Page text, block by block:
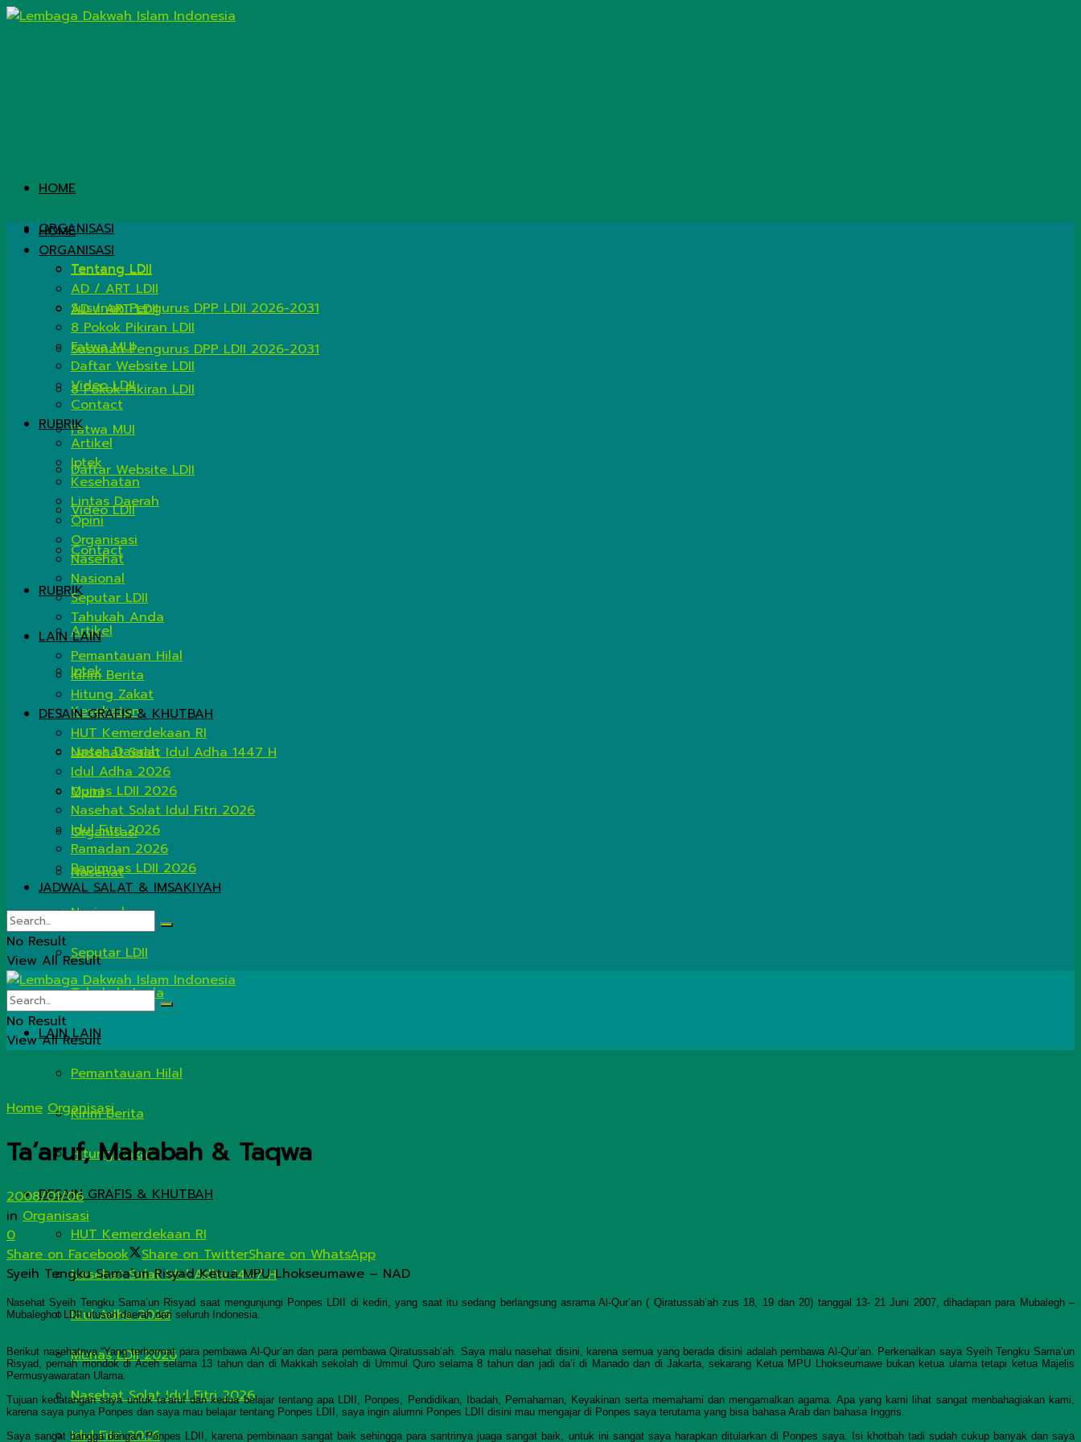
HOME
ORGANISASI
Tentang LDII
AD / ART LDII
Susunan Pengurus DPP LDII 2026-2031
8 Pokok Pikiran LDII
Fatwa MUI
Daftar Website LDII
Video LDII
Contact
RUBRIK
Artikel
Iptek
Kesehatan
Lintas Daerah
Opini
Organisasi
Nasehat
Nasional
Seputar LDII
Tahukah Anda
LAIN LAIN
Pemantauan Hilal
Kirim Berita
Hitung Zakat
DESAIN GRAFIS & KHUTBAH
HUT Kemerdekaan RI
Nasehat Salat Idul Adha 1447 H
Idul Adha 2026
Munas LDII 2026
Nasehat Solat Idul Fitri 2026
Idul Fitri 2026
HOME
ORGANISASI
Tentang LDII
AD / ART LDII
Susunan Pengurus DPP LDII 2026-2031
8 Pokok Pikiran LDII
Fatwa MUI
Daftar Website LDII
Video LDII
Contact
RUBRIK
Artikel
Iptek
Kesehatan
Lintas Daerah
Opini
Organisasi
Nasehat
Nasional
Seputar LDII
Tahukah Anda
LAIN LAIN
Pemantauan Hilal
Kirim Berita
Hitung Zakat
DESAIN GRAFIS & KHUTBAH
HUT Kemerdekaan RI
Nasehat Salat Idul Adha 1447 H
Idul Adha 2026
Munas LDII 2026
Nasehat Solat Idul Fitri 2026
Idul Fitri 2026
Ramadan 2026
Rapimnas LDII 2026
JADWAL SALAT & IMSAKIYAH
No Result
View All Result
No Result
View All Result
Home Organisasi
Ta’aruf, Mahabah & Taqwa
2008/01/06
in Organisasi
0
Share on Facebook
Share on TwitterShare on WhatsApp
Syeih Tengku Sama’un Risyad Ketua MPU Lhokseumawe – NAD
Nasehat Syeih Tengku Sama’un Risyad saat mengunjungi Ponpes LDII di kediri, yang saat itu sedang berlangsung asrama Al-Qur’an ( Qiratussab’ah zus 18, 19 dan 20) tanggal 13- 21 Juni 2007, dihadapan para Mubalegh –
Mubaleghot LDII utusan daerah dari seluruh Indonesia.
Berikut nasehatnya “Yang terhormat para pembawa Al-Qur’an dan para pembawa Qiratussab’ah. Saya malu nasehat disini, karena semua yang berada disini adalah pembawa Al-Qur’an. Perkenalkan saya Syeih Tengku Sama’un
Risyad, pernah mondok di Aceh selama 13 tahun dan di Makkah sekolah di Ummul Quro selama 8 tahun dan jadi da’i di Manado dan di Jakarta, sekarang Ketua MPU Lhokseumawe bukan ketua ulama tetapi ketua Majelis
Permusyawaratan Ulama.
Tujuan kedatangan saya untuk ta’aruf dan kedua belajar tentang apa LDII, Ponpes, Pendidikan, Ibadah, Pemahaman, Keyakinan serta memahami dan mengamalkan agama. Apa yang kami lihat sangat menbahagiakan kami,
karena saya punya Ponpes dan saya mau belajar tentang Ponpes LDII, saya ingin alumni Ponpes LDII disini mau mengajar di Ponpes saya terutama yang bisa bahasa Arab dan bahasa Inggris.
Saya sangat bangga dengan Ponpes LDII, karena pembinaan sangat baik sehingga para santrinya juaga sangat baik, untuk ini sangat saya harapkan ditularkan di Ponpes saya. Isi khotbah tadi sudah cukup banyak dan saya